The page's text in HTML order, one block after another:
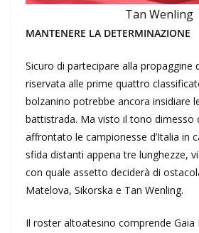
Tan Wenling
MANTENERE LA DETERMINAZIONE
Sicuro di partecipare alla propaggine
riservata alle prime quattro
bolzanino potrebbe ancora insidiare
battistrada. Ma visto il tono dimesso
affrontato le campionesse d’Italia in
sfida distanti appena tre lunghezze,
con quale assetto deciderà di
Matelova, Sikorska e Tan Wenling.
Il roster altoatesino comprende Gaia